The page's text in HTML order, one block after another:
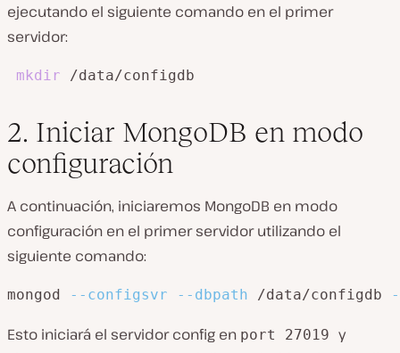
ejecutando el siguiente comando en el primer
servidor:
mkdir /data/configdb
2. Iniciar MongoDB en modo
configuración
A continuación, iniciaremos MongoDB en modo
configuración en el primer servidor utilizando el
siguiente comando:
mongod --configsvr --dbpath /data/configdb
Esto iniciará el servidor config en port 27019 y